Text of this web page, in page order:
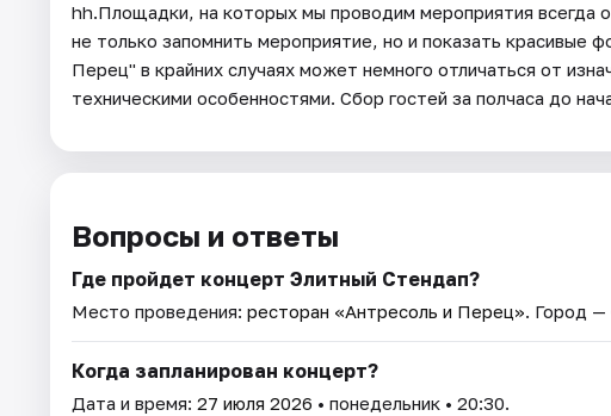
hh.Площадки, на которых мы проводим мероприятия всегда
не только запомнить мероприятие, но и показать красивые
Перец" в крайних случаях может немного отличаться от
техническими особенностями. Сбор гостей за полчаса до
Вопросы и ответы
Где пройдет концерт Элитный Стендап?
Место проведения: ресторан «Антресоль и Перец». Город —
Когда запланирован концерт?
Дата и время: 27 июля 2026 • понедельник • 20:30.